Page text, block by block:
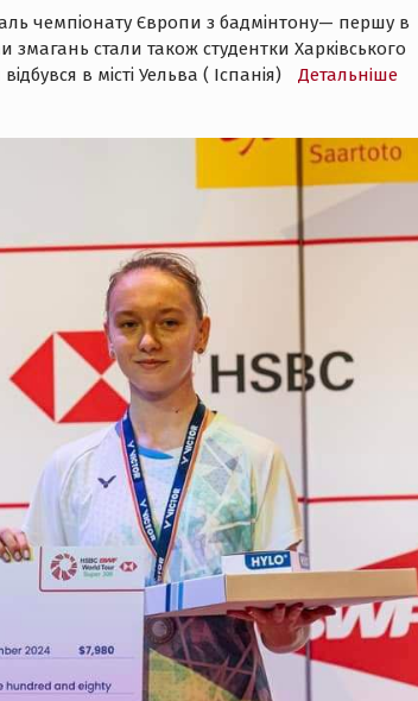
чемпіонату Європи з бадмінтону— першу в
змагань стали також студентки Харківського
в місті Уельва ( Іспанія)
Детальнiше